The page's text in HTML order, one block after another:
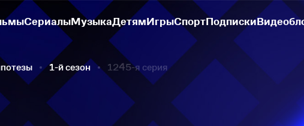
СериалыМузыкаДетямИгрыСпортПодписки
1-й сезон 1245-я серия